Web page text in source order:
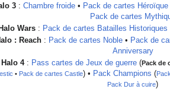
3: Chambre froide• Pack de cartes Héroïque
Pack de cartes
Halo Wars: Pack de cartes Batailles Historiques
: Reach: Pack de cartes Noble• Pack de
Anniversary
Halo 4: Pass cartes de Jeux de guerre(Pack de
• Pack de cartes Castle) • Pack Champions (
Pack Dur à cuire)